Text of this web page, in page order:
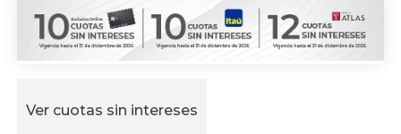
Ver cuotas sin intereses